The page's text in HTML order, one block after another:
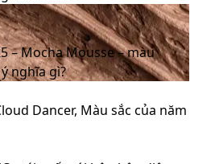
– Mocha Mousse – màu
nghĩa gì?
Dancer, Màu sắc của năm